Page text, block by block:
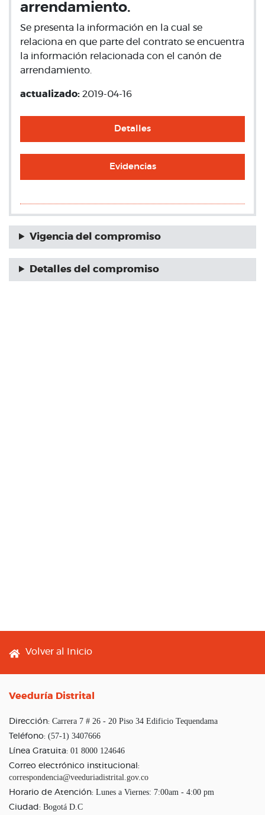
arrendamiento.
Se presenta la información en la cual se
relaciona en que parte del contrato se encuentra
la información relacionada con el canón de
arrendamiento.
actualizado: 2019-04-16
Detalles
Evidencias
Vigencia del compromiso
Detalles del compromiso
Footer menu
Volver al Inicio
Veeduría Distrital
Dirección: Carrera 7 # 26 - 20 Piso 34 Edificio Tequendama
Teléfono: (57-1) 3407666
Línea Gratuita: 01 8000 124646
Correo electrónico institucional:
correspondencia@veeduriadistrital.gov.co
Horario de Atención: Lunes a Viernes: 7:00am - 4:00 pm
Ciudad: Bogotá D.C